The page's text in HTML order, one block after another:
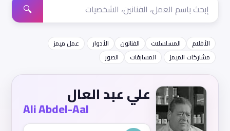
🔍
الأفلام المسلسلات الفنانون الأدوار
عمل ميمز
مشاركات الميمز
المسابقات الصور
علي عبد العال
Ali Abdel-Aal